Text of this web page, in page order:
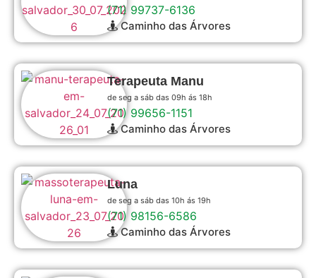
(71) 99737-6136
Caminho das Árvores
Terapeuta Manu
de seg a sáb das 09h ás 18h
(71) 99656-1151
Caminho das Árvores
Luna
de seg a sáb das 10h ás 19h
(71) 98156-6586
Caminho das Árvores